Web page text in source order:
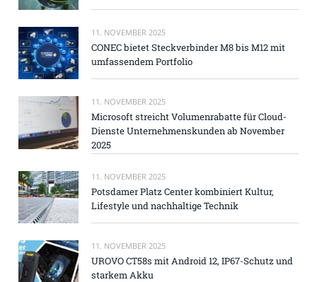
11. NOVEMBER 2025
CONEC bietet Steckverbinder M8 bis M12 mit
umfassendem Portfolio
11. NOVEMBER 2025
Microsoft streicht Volumenrabatte für Cloud-
Dienste Unternehmenskunden ab November
2025
11. NOVEMBER 2025
Potsdamer Platz Center kombiniert Kultur,
Lifestyle und nachhaltige Technik
11. NOVEMBER 2025
UROVO CT58s mit Android 12, IP67-Schutz und
starkem Akku